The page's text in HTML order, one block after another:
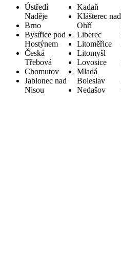
Ústředí
Naděje
Brno
Bystřice pod
Hostýnem
Česká
Třebová
Chomutov
Jablonec nad
Nisou
Kadaň
Klášterec nad
Ohří
Liberec
Litoměřice
Litomyšl
Lovosice
Mladá
Boleslav
Nedašov